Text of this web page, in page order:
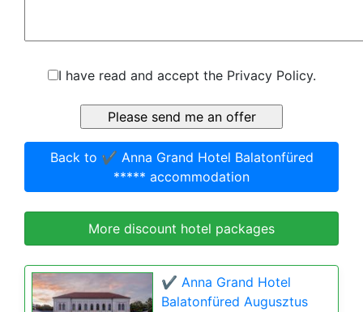
I have read and accept the Privacy Policy.
Back to ✔️ Anna Grand Hotel Balatonfüred
***** accommodation
More discount hotel packages
✔️ Anna Grand Hotel
Balatonfüred Augusztus